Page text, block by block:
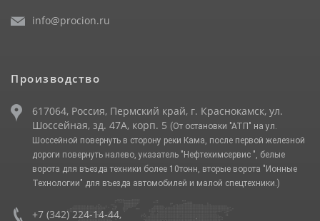
info@procion.ru
Производство
617064, Россия, Пермский край, г. Краснокамск, ул.
Шоссейная, зд. 47А, корп. 5 (От остановки "АТП" на ул.
Шоссейной повернуть в сторону реки Кама, после первой железной
дороги повернуть налево, указатель "Нефтехимсервис ", белые
ворота для въезда техники более 10тонн, вторые ворота "Ионные
Технологии" для въезда автомобилей и малой спецтехники.)
+7 (342) 224-14-44,